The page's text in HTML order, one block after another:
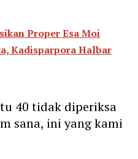
Proper Esa Moi
Kadisparpora Halbar
40 tidak diperiksa
sana, ini yang kami